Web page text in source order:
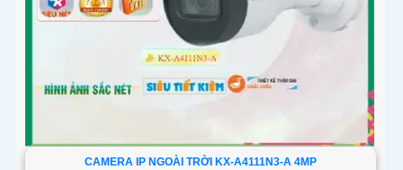
CAMERA IP NGOÀI TRỜI KX-A4111N3-A 4MP